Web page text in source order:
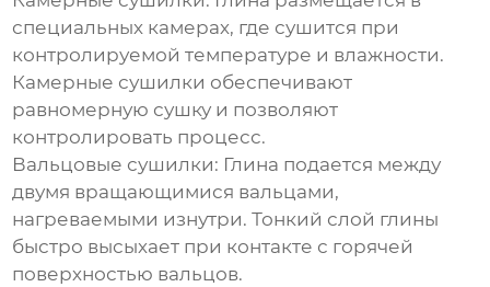
специальных камерах, где сушится при
контролируемой температуре и влажности.
Камерные сушилки обеспечивают
равномерную сушку и позволяют
контролировать процесс.
Вальцовые сушилки: Глина подается между
двумя вращающимися вальцами,
нагреваемыми изнутри. Тонкий слой глины
быстро высыхает при контакте с горячей
поверхностью вальцов.